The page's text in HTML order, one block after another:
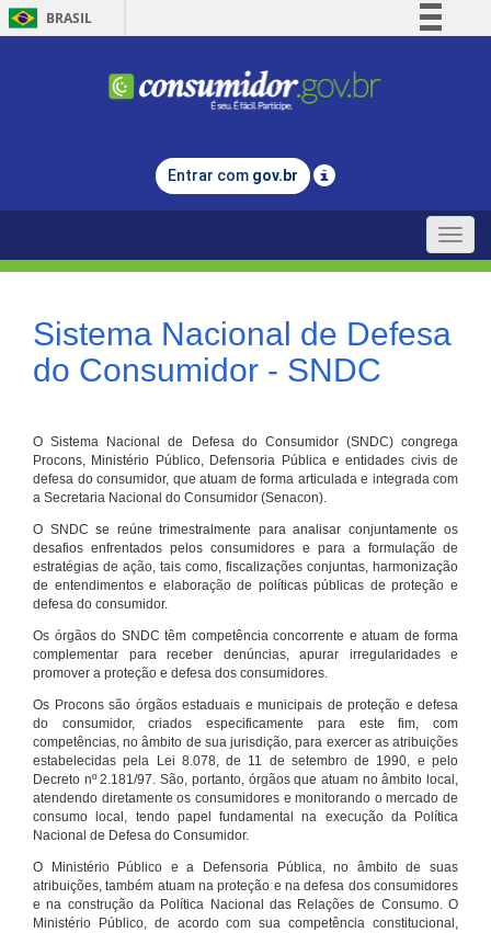
BRASIL
Comunica BR
Legislação
Entrar com gov.br
Toggle
Sistema Nacional de Defesa
do Consumidor - SNDC
O Sistema Nacional de Defesa do Consumidor (SNDC) congrega
Procons, Ministério Público, Defensoria Pública e entidades civis de
defesa do consumidor, que atuam de forma articulada e integrada com
a Secretaria Nacional do Consumidor (Senacon).
O SNDC se reúne trimestralmente para analisar conjuntamente os
desafios enfrentados pelos consumidores e para a formulação de
estratégias de ação, tais como, fiscalizações conjuntas, harmonização
de entendimentos e elaboração de políticas públicas de proteção e
defesa do consumidor.
Os órgãos do SNDC têm competência concorrente e atuam de forma
complementar para receber denúncias, apurar irregularidades e
promover a proteção e defesa dos consumidores.
Os Procons são órgãos estaduais e municipais de proteção e defesa
do consumidor, criados especificamente para este fim, com
competências, no âmbito de sua jurisdição, para exercer as atribuições
estabelecidas pela Lei 8.078, de 11 de setembro de 1990, e pelo
Decreto nº 2.181/97. São, portanto, órgãos que atuam no âmbito local,
atendendo diretamente os consumidores e monitorando o mercado de
consumo local, tendo papel fundamental na execução da Política
Nacional de Defesa do Consumidor.
O Ministério Público e a Defensoria Pública, no âmbito de suas
atribuições, também atuam na proteção e na defesa dos consumidores
e na construção da Política Nacional das Relações de Consumo. O
Ministério Público, de acordo com sua competência constitucional,